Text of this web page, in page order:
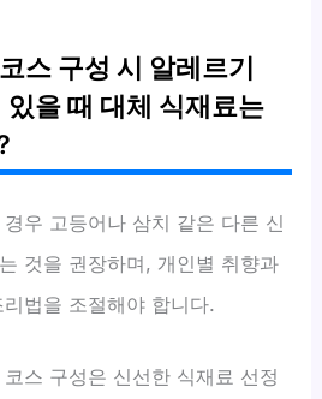
스 구성 시 알레르기
있을 때 대체 식재료는
우 고등어나 삼치 같은 다른 신
것을 권장하며, 개인별 취향과
법을 조절해야 합니다.
스 구성은 신선한 식재료 선정